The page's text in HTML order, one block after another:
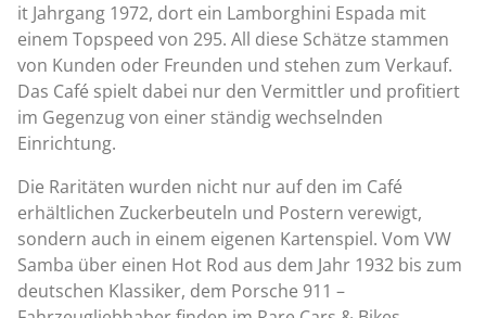
it Jahrgang 1972, dort ein Lamborghini Espada mit
einem Topspeed von 295. All diese Schätze stammen
von Kunden oder Freunden und stehen zum Verkauf.
Das Café spielt dabei nur den Vermittler und profitiert
im Gegenzug von einer ständig wechselnden
Einrichtung.
Die Raritäten wurden nicht nur auf den im Café
erhältlichen Zuckerbeuteln und Postern verewigt,
sondern auch in einem eigenen Kartenspiel. Vom VW
Samba über einen Hot Rod aus dem Jahr 1932 bis zum
deutschen Klassiker, dem Porsche 911 –